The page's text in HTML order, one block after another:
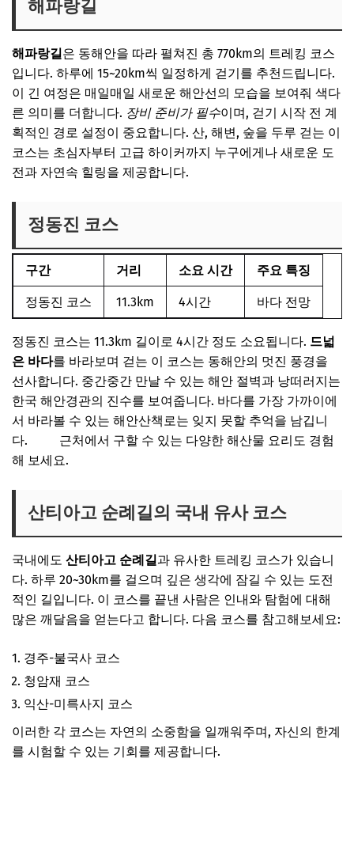
해파랑길
해파랑길은 동해안을 따라 펼쳐진 총 770km의 트레킹 코스
입니다. 하루에 15~20km씩 일정하게 걷기를 추천드립니다.
이 긴 여정은 매일매일 새로운 해안선의 모습을 보여줘 색다
른 의미를 더합니다. 장비 준비가 필수이며, 걷기 시작 전 계
획적인 경로 설정이 중요합니다. 산, 해변, 숲을 두루 걷는 이
코스는 초심자부터 고급 하이커까지 누구에게나 새로운 도
전과 자연속 힐링을 제공합니다.
정동진 코스
구간 거리 소요 시간 주요 특징
정동진 코스 11.3km 4시간 바다 전망
정동진 코스는 11.3km 길이로 4시간 정도 소요됩니다. 드넓
은 바다를 바라보며 걷는 이 코스는 동해안의 멋진 풍경을
선사합니다. 중간중간 만날 수 있는 해안 절벽과 낭떠러지는
한국 해안경관의 진수를 보여줍니다. 바다를 가장 가까이에
서 바라볼 수 있는 해안산책로는 잊지 못할 추억을 남깁니
다.
근처에서 구할 수 있는 다양한 해산물 요리도 경험
해 보세요.
산티아고 순례길의 국내 유사 코스
국내에도 산티아고 순례길과 유사한 트레킹 코스가 있습니
다. 하루 20~30km를 걸으며 깊은 생각에 잠길 수 있는 도전
적인 길입니다. 이 코스를 끝낸 사람은 인내와 탐험에 대해
많은 깨달음을 얻는다고 합니다. 다음 코스를 참고해보세요:
경주-불국사 코스
청암재 코스
익산-미륵사지 코스
이러한 각 코스는 자연의 소중함을 일깨워주며, 자신의 한계
를 시험할 수 있는 기회를 제공합니다.